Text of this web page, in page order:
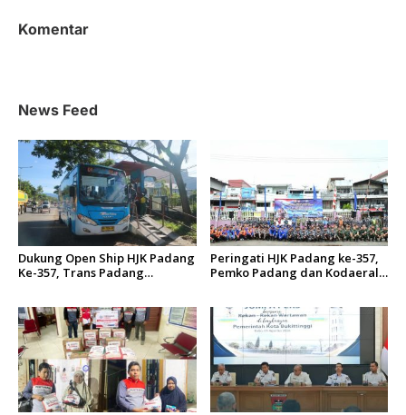
a
p
s
Komentar
News Feed
Dukung Open Ship HJK Padang
Ke-357, Trans Padang
Peringati HJK Padang ke-357,
Pemko Padang dan Kodaeral